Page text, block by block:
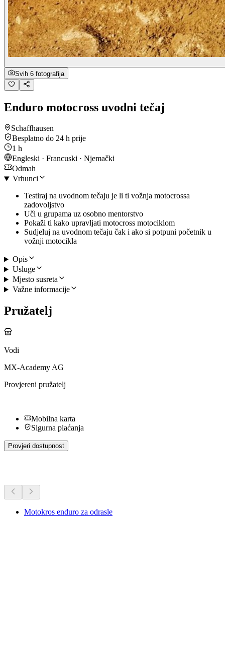
Svih 6 fotografija
Enduro motocross uvodni tečaj
Schaffhausen
Besplatno do 24 h prije
1 h
Engleski · Francuski · Njemački
Odmah
Vrhunci
Testiraj na uvodnom tečaju je li ti vožnja motocrossa
zadovoljstvo
Uči u grupama uz osobno mentorstvo
Pokaži ti kako upravljati motocross motociklom
Sudjeluj na uvodnom tečaju čak i ako si potpuni početnik u
vožnji motocikla
Opis
Usluge
Mjesto susreta
Važne informacije
Pružatelj
Vodi
MX-Academy AG
Provjereni pružatelj
Mobilna karta
Sigurna plaćanja
Provjeri dostupnost
Motokros enduro za odrasle